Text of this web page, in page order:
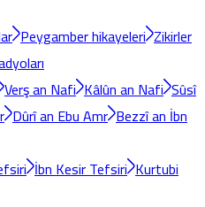
Peygamber hikayeleri Zikirler
Verş an Nafi Kâlûn an Nafi Sûsî
Dûrî an Ebu Amr Bezzî an İbn
İbn Kesir Tefsiri Kurtubi